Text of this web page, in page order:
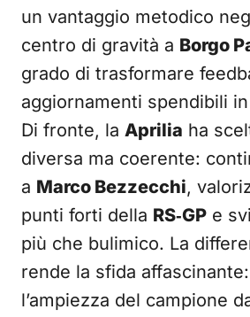
un vantaggio metodico
centro di gravità a Borgo
grado di trasformare
aggiornamenti spendibili
Di fronte, la Aprilia ha
diversa ma coerente:
a Marco Bezzecchi,
punti forti della RS‑GP e
più che bulimico. La
rende la sfida
l’ampiezza del campione